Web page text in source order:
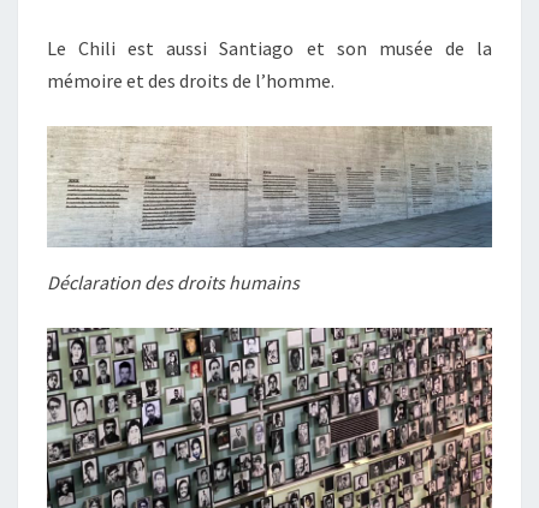
Le Chili est aussi Santiago et son musée de la
mémoire et des droits de l’homme.
Déclaration des droits humains